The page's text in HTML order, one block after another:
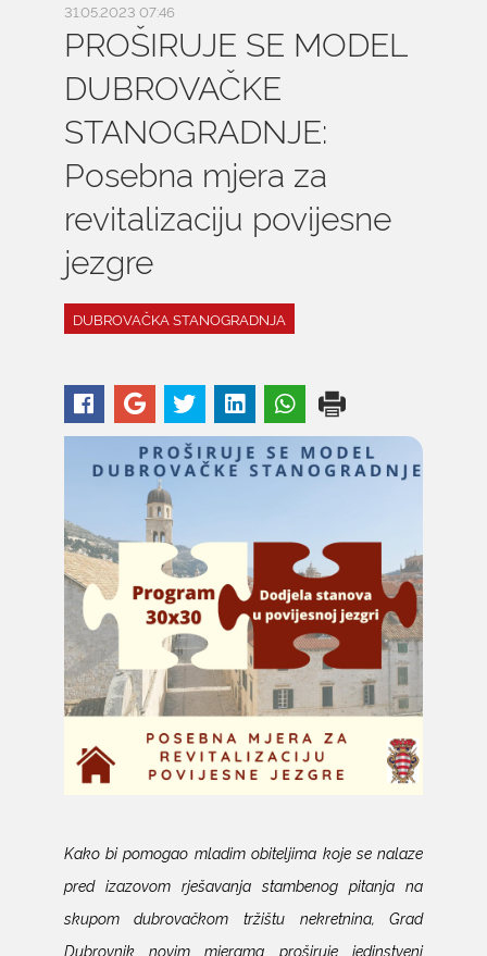
31.05.2023 07:46
PROŠIRUJE SE MODEL
DUBROVAČKE
STANOGRADNJE:
Posebna mjera za
revitalizaciju povijesne
jezgre
DUBROVAČKA STANOGRADNJA
Kako bi pomogao mladim obiteljima koje se nalaze
pred izazovom rješavanja stambenog pitanja na
skupom dubrovačkom tržištu nekretnina, Grad
Dubrovnik novim mjerama proširuje jedinstveni